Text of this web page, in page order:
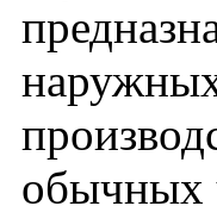
обычных